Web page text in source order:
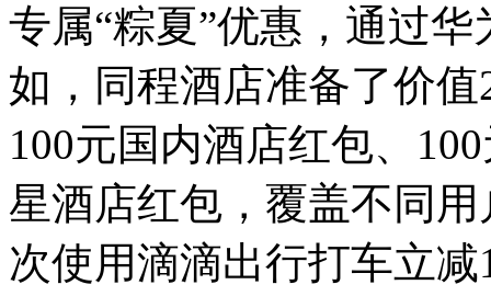
专属“粽夏”优惠，通过
如，同程酒店准备了价
100元国内酒店红包、
星酒店红包，覆盖不同
次使用滴滴出行打车立